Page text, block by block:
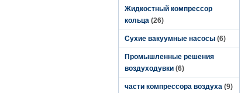
Жидкостный компрессор
кольца (26)
Сухие вакуумные насосы (6)
Промышленные решения
воздуходувки (6)
части компрессора воздуха (9)